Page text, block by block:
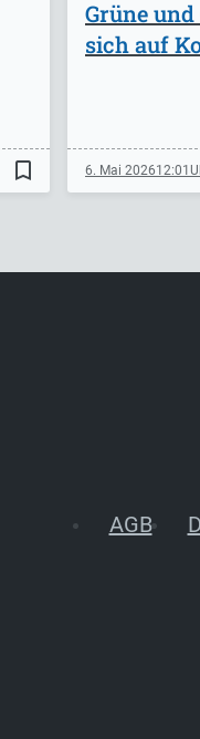
bookmark_border
Grüne
sich auf
6. Mai 202612:01
AGB